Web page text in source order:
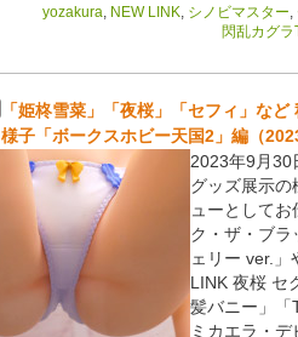
yozakura NEW LINK シノビマスター
閃乱カグラ
「姫柊雪菜」「夜桜」「セフィ」な
様子「ボークスホビー天国2」編（
2023年9月30
グッズ展示
ューとして
ク・ザ・ブラ
ェリー ver.
LINK 夜桜 セ
髪バニー」「
ミカエラ・